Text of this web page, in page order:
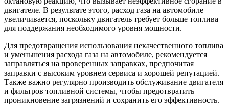
двигателе. В результате этого, расход газа на автомобиле
увеличивается, поскольку двигатель требует больше топлива
для поддержания необходимого уровня мощности.
Для предотвращения использования некачественного топлива
и уменьшения расхода газа на автомобиле, рекомендуется
заправляться на проверенных заправках, предпочитая
заправки с высоким уровнем сервиса и хорошей репутацией.
Также важно регулярно производить обслуживание двигателя
и фильтров топливной системы, чтобы предотвратить
проникновение загрязнений и сохранить его эффективность.